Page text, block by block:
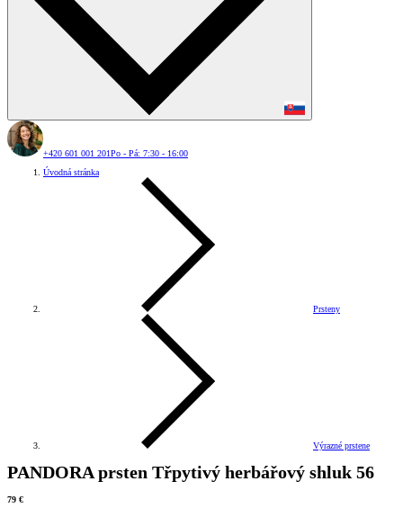
+420 601 001 201Po - Pá: 7:30 - 16:00
Úvodná stránka
Prsteny
Výrazné prstene
PANDORA prsten Třpytivý herbářový shluk 56
79 €